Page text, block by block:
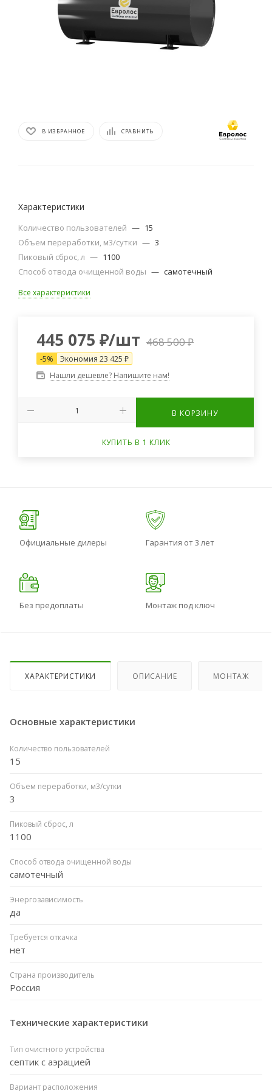
В ИЗБРАННОЕ СРАВНИТЬ
Характеристики
Количество пользователей — 15
Объем переработки, м3/сутки — 3
Пиковый сброс, л — 1100
Способ отвода очищенной воды — самотечный
Все характеристики
445 075 ₽/шт 468 500₽
-5% Экономия 23 425 ₽
Нашли дешевле? Напишите нам!
В КОРЗИНУ
КУПИТЬ В 1 КЛИК
Официальные дилеры Гарантия от 3 лет
Без предоплаты Монтаж под ключ
ХАРАКТЕРИСТИКИ ОПИСАНИЕ МОНТАЖ
Основные характеристики
Количество пользователей
15
Объем переработки, м3/сутки
3
Пиковый сброс, л
1100
Способ отвода очищенной воды
самотечный
Энергозависимость
да
Требуется откачка
нет
Страна производитель
Россия
Технические характеристики
Тип очистного устройства
септик с аэрацией
Вариант расположения